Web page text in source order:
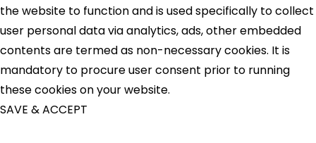
the website to function and is used specifically to collect
user personal data via analytics, ads, other embedded
contents are termed as non-necessary cookies. It is
mandatory to procure user consent prior to running
these cookies on your website.
SAVE & ACCEPT